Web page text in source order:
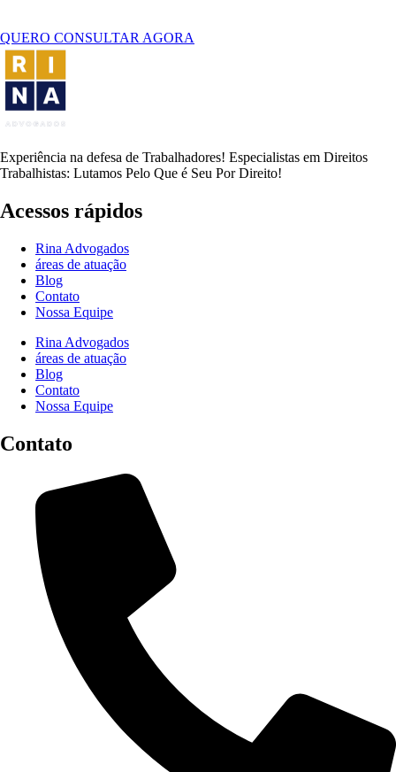
QUERO CONSULTAR AGORA
Experiência na defesa de Trabalhadores! Especialistas em Direitos
Trabalhistas: Lutamos Pelo Que é Seu Por Direito!
Acessos rápidos
Rina Advogados
áreas de atuação
Blog
Contato
Nossa Equipe
Rina Advogados
áreas de atuação
Blog
Contato
Nossa Equipe
Contato